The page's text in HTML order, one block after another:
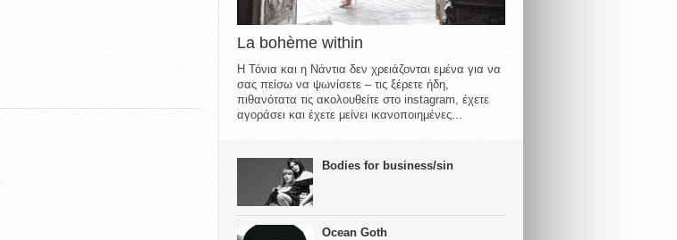
La bohème within
Η Τόνια και η Νάντια δεν χρειάζονται εμένα για να
σας πείσω να ψωνίσετε – τις ξέρετε ήδη,
πιθανότατα τις ακολουθείτε στο instagram, έχετε
αγοράσει και έχετε μείνει ικανοποιημένες...
Bodies for business/sin
Ocean Goth